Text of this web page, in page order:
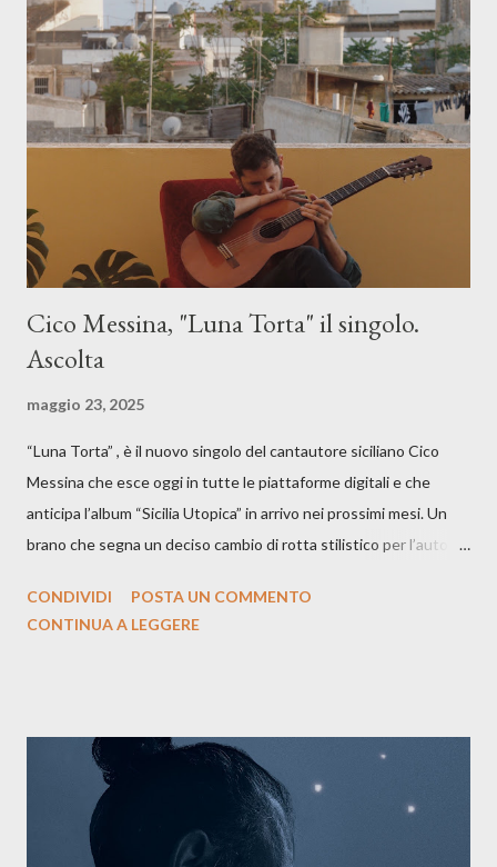
Cico Messina, "Luna Torta" il singolo.
Ascolta
maggio 23, 2025
“Luna Torta” , è il nuovo singolo del cantautore siciliano Cico
Messina che esce oggi in tutte le piattaforme digitali e che
anticipa l’album “Sicilia Utopica” in arrivo nei prossimi mesi. Un
brano che segna un deciso cambio di rotta stilistico per l’autore
testo ibrido tra italiano e siciliano, e un’urgenza espressiva che
La canzone racconta la difficoltà di creare, e perfino di esistere,
sotto il peso della realtà. Ma lo fa cercando una via d’uscita, una
forma di assoluzione, nel vivere e nel suonare, nel trovare respiro
anche quando l’aria sembra farsi più densa. Il brano è anche una
CONDIVIDI
POSTA UN COMMENTO
CONTINUA A LEGGERE